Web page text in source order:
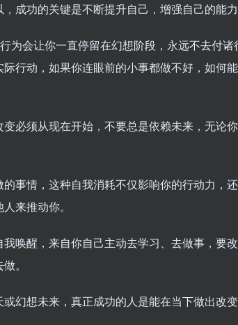
成功的关键是不断提升自己，增强自己的能力
为会让你一直停留在幻想阶段，永远不去付诸
行动，如果你连眼前的小事都做不好，如何
必须从现在开始，不要总是依赖未来，无论你
事情，这种自我消耗不仅影响你的行动力，
来推动你。
唤醒，来自你自己主动去学习、去做事，要
。
幻想未来，真正成功的人是能在当下做出改